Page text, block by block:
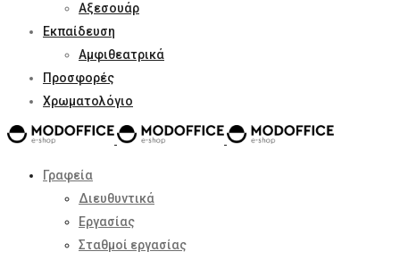
Αξεσουάρ
Εκπαίδευση
Αμφιθεατρικά
Προσφορές
Χρωματολόγιο
Γραφεία
Διευθυντικά
Εργασίας
Σταθμοί εργασίας